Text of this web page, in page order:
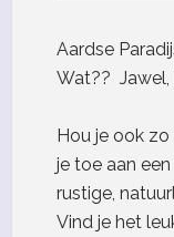
Aardse
Wat?? Jawel,
Hou je ook zo
je toe aan
rustige,
Vind je het